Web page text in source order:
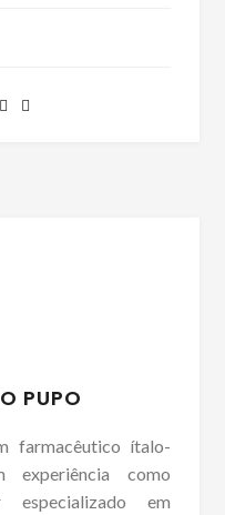
PUPO
farmacêutico ítalo-
experiência como
especializado em